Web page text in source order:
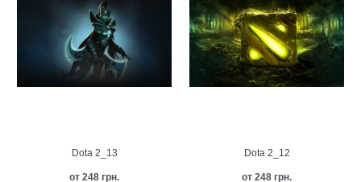
Dota 2_13
от 248 грн.
Dota 2_12
от 248 грн.